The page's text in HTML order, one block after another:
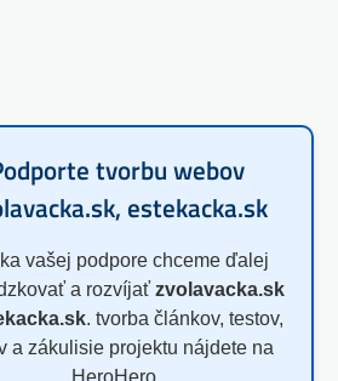
tvorbu webov
estekacka.sk
vašej podpore chceme ďalej
a rozvíjať zvolavacka.sk
. tvorba článkov, testov,
a zákulisie projektu nájdete na
HeroHero.